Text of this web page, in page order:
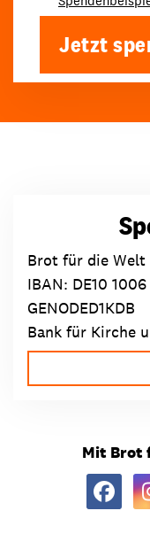
Jetzt
Brot für die Welt
IBAN: DE10
GENODED1KDB
Bank für Kirche
Mit Brot